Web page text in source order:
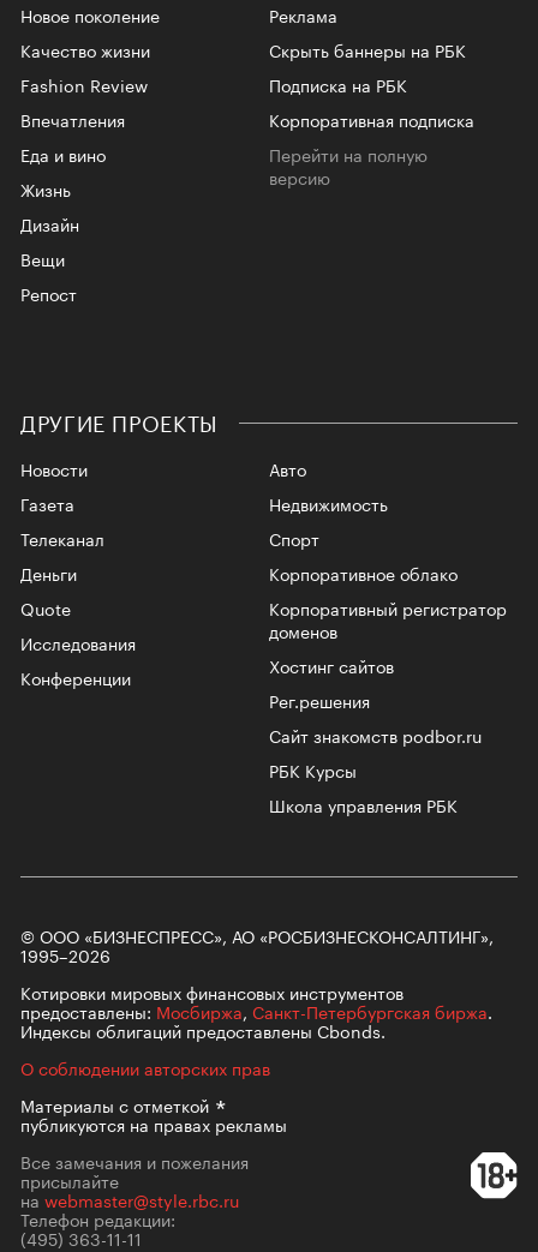
Новое поколение
Качество жизни
Fashion Review
Впечатления
Еда и вино
Жизнь
Дизайн
Вещи
Репост
Реклама
Скрыть баннеры на РБК
Подписка на РБК
Корпоративная подписка
Перейти на полную
версию
ДРУГИЕ ПРОЕКТЫ
Новости
Газета
Телеканал
Авто
Недвижимость
Спорт
Корпоративное облако
Корпоративный регистратор
доменов
Хостинг сайтов
Рег.решения
Сайт знакомств podbor.ru
РБК Курсы
Школа управления РБК
Деньги
Quote
Исследования
Конференции
© ООО «БИЗНЕСПРЕСС», АО «РОСБИЗНЕСКОНСАЛТИНГ»,
1995–2026
Котировки мировых финансовых инструментов
предоставлены: Мосбиржа, Санкт-Петербургская биржа.
Индексы облигаций предоставлены Cbonds.
О соблюдении авторских прав
Материалы сотметкой
публикуются на правах рекламы
Все замечания и пожелания
присылайте
на webmaster@style.rbc.ru
Телефон редакции:
(495) 363-11-11